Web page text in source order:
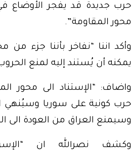
حرب جديدة قد يفجر الأوضاع
محور المقاومة”.
وأكد اننا “نفاخر بأننا جزء من
يمكنه أن يُستند إليه لمنع
واضاف: “الإستناد الى محور
حرب كونية على سوريا وسيُنهي
وسيمنع العراق من العودة الى
وكشف نصرالله ان